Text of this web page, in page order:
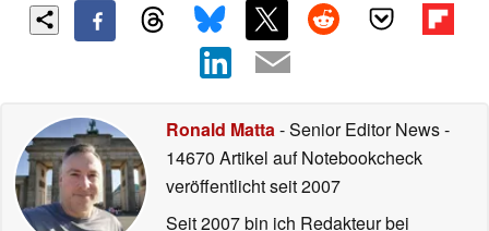
Ronald Matta- Senior Editor News-
14670 Artikel auf Notebookcheck
veröffentlichtseit 2007
Seit 2007 bin ich Redakteur bei